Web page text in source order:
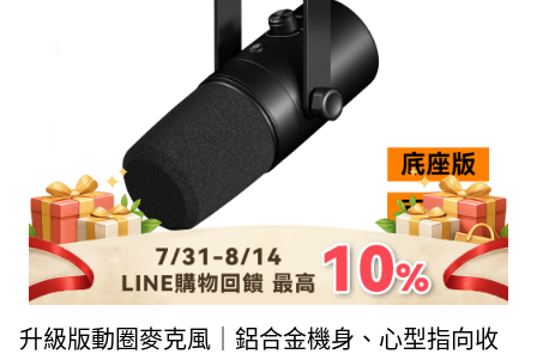
升級版動圈麥克風｜鋁合金機身、心型指向收